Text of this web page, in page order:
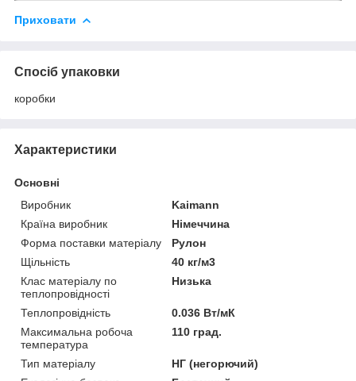
Приховати
Спосіб упаковки
коробки
Характеристики
Основні
Виробник
Kaimann
Країна виробник
Німеччина
Форма поставки матеріалу
Рулон
Щільність
40 кг/м3
Клас матеріалу по
теплопровідності
Низька
Теплопровідність
0.036 Вт/мК
Максимальна робоча
температура
110 град.
Тип матеріалу
НГ (негорючий)